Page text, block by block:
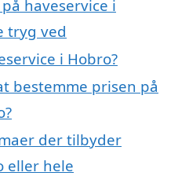
haveservice i
tryg ved
i Hobro?
bestemme prisen på
der tilbyder
eller hele